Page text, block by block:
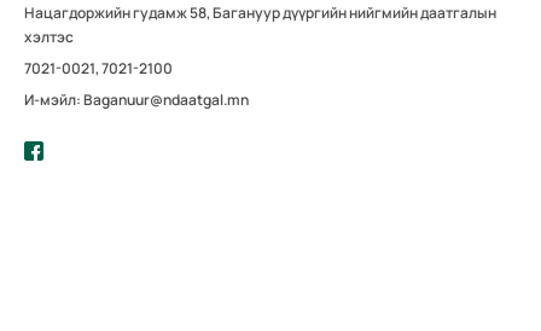
Нацагдоржийн гудамж 58, Багануур дүүргийн нийгмийн даатгалын
хэлтэс
7021-0021, 7021-2100
И-мэйл: Baganuur@ndaatgal.mn